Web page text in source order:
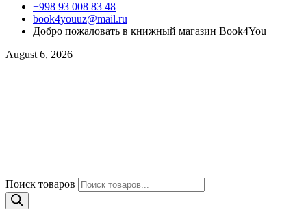
+998 93 008 83 48
book4youuz@mail.ru
Добро пожаловать в книжный магазин Book4You
August 6, 2026
Поиск товаров